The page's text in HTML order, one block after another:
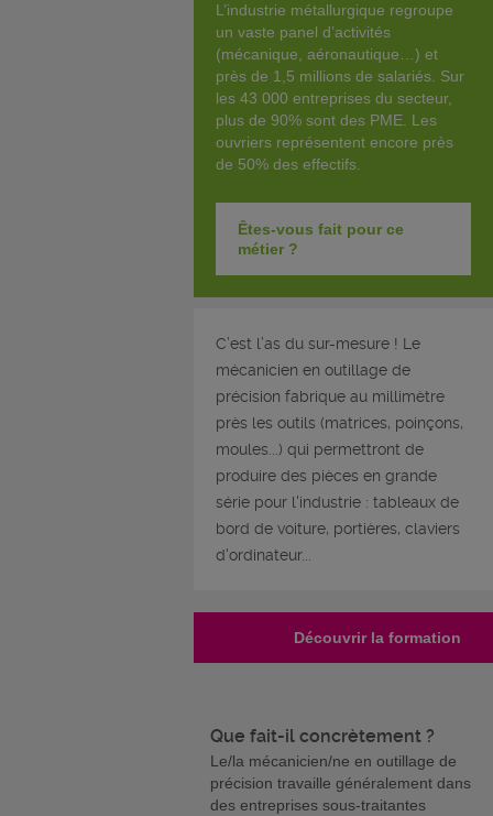
L’industrie métallurgique regroupe
un vaste panel d’activités
(mécanique, aéronautique…) et
près de 1,5 millions de salariés. Sur
les 43 000 entreprises du secteur,
plus de 90% sont des PME. Les
ouvriers représentent encore près
de 50% des effectifs.
Êtes-vous fait pour ce
métier ?
C’est l’as du sur-mesure ! Le
mécanicien en outillage de
précision fabrique au millimètre
près les outils (matrices, poinçons,
moules...) qui permettront de
produire des pièces en grande
série pour l'industrie : tableaux de
bord de voiture, portières, claviers
d'ordinateur...
Découvrir la formation
Que fait-il concrètement ?
Le/la mécanicien/ne en outillage de
précision travaille généralement dans
des entreprises sous-traitantes